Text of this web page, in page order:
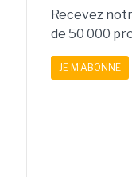
Recevez
de 50 000
JE M'ABONNE